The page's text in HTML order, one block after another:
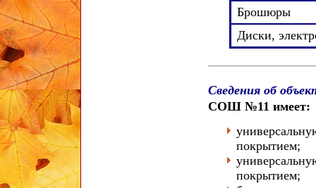
Брошюры
Диски,
Сведения об
СОШ №11 имеет:
покрытием;
покрытием;